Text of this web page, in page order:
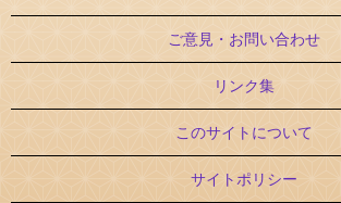
ご意見・お問い合わせ
リンク集
このサイトについて
サイトポリシー